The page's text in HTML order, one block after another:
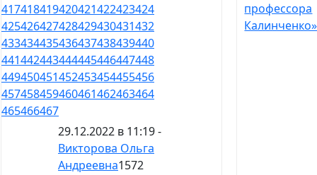
417418419420421422423424
425426427428429430431432
433434435436437438439440
441442443444445446447448
449450451452453454455456
457458459460461462463464
465466467
29.12.2022 в 11:19 -
Викторова Ольга
Андреевна1572
профессора
Калинченко»